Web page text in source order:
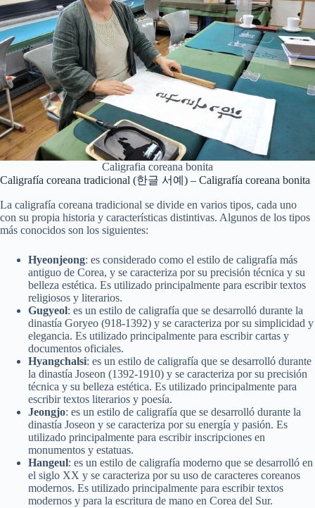
Caligrafia coreana bonita
Caligrafía coreana tradicional (한글 서예) – Caligrafía coreana bonita
La caligrafía coreana tradicional se divide en varios tipos, cada uno
con su propia historia y características distintivas. Algunos de los tipos
más conocidos son los siguientes:
Hyeonjeong: es considerado como el estilo de caligrafía más
antiguo de Corea, y se caracteriza por su precisión técnica y su
belleza estética. Es utilizado principalmente para escribir textos
religiosos y literarios.
Gugyeol: es un estilo de caligrafía que se desarrolló durante la
dinastía Goryeo (918-1392) y se caracteriza por su simplicidad y
elegancia. Es utilizado principalmente para escribir cartas y
documentos oficiales.
Hyangchalsi: es un estilo de caligrafía que se desarrolló durante
la dinastía Joseon (1392-1910) y se caracteriza por su precisión
técnica y su belleza estética. Es utilizado principalmente para
escribir textos literarios y poesía.
Jeongjo: es un estilo de caligrafía que se desarrolló durante la
dinastía Joseon y se caracteriza por su energía y pasión. Es
utilizado principalmente para escribir inscripciones en
monumentos y estatuas.
Hangeul: es un estilo de caligrafía moderno que se desarrolló en
el siglo XX y se caracteriza por su uso de caracteres coreanos
modernos. Es utilizado principalmente para escribir textos
modernos y para la escritura de mano en Corea del Sur.